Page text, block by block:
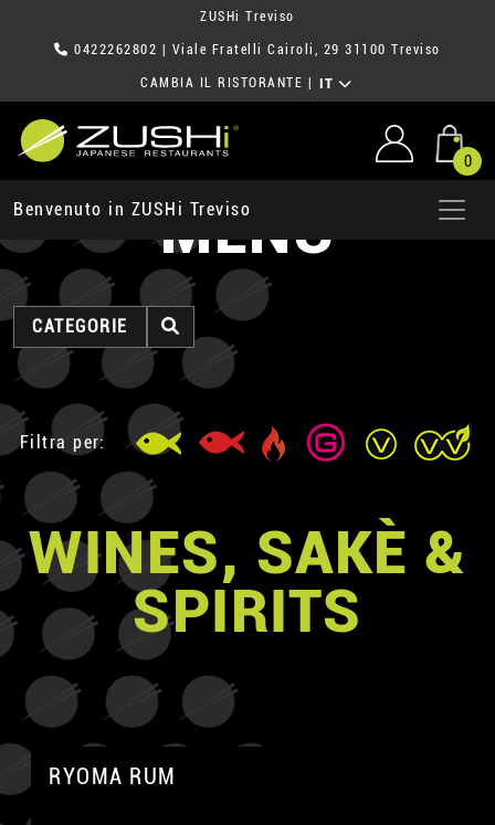
ZUSHi Treviso
0422262802 | Viale Fratelli Cairoli, 29 31100 Treviso
CAMBIA IL RISTORANTE IT
0
Benvenuto in ZUSHi TrevisoMENU
CATEGORIE
Filtra per:
WINES, SAKÈ &
SPIRITS
RYOMA RUM